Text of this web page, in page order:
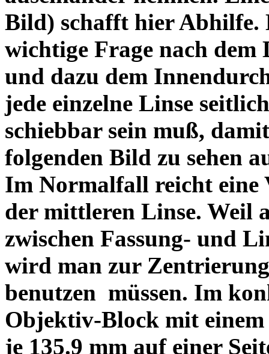
Bild) schafft hier Abhilfe.
wichtige Frage nach dem
und dazu dem
jede einzelne Linse
schiebbar sein muß,
folgenden Bild zu sehen
Im Normalfall reicht eine
der mittleren Linse. Weil
zwischen Fassung- und
wird man zur
benutzen müssen. Im
Objektiv-Block mit einem
je 135.9 mm auf einer